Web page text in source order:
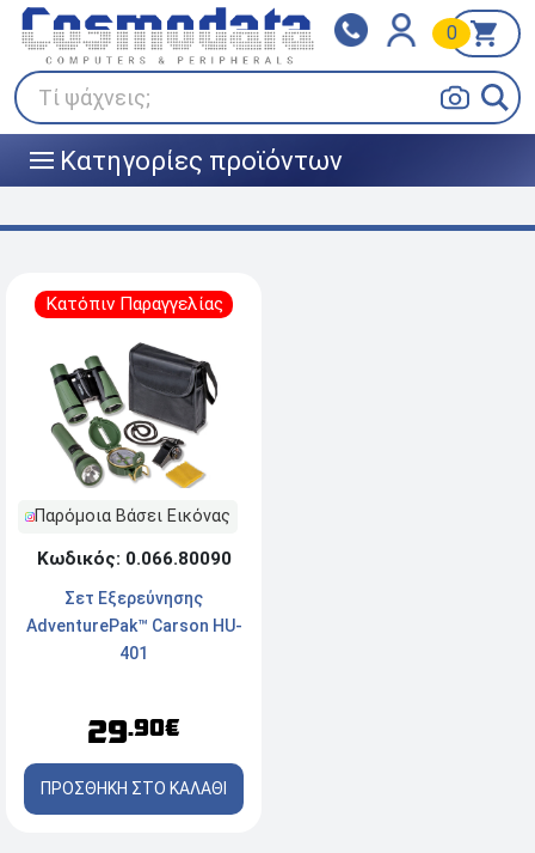
Τί ψάχνεις;
0
||| Κατηγορίες προϊόντων
Klarna
Πληρώστε σε 3
άτοκες δόσεις
BOX NOW
Κατόπιν Παραγγελίας
Παρόμοια Βάσει Εικόνας
Κωδικός: 0.066.80090
Σετ Εξερεύνησης
AdventurePak™ Carson HU-
401
29.90€
ΠΡΟΣΘΗΚΗ ΣΤΟ ΚΑΛΑΘΙ